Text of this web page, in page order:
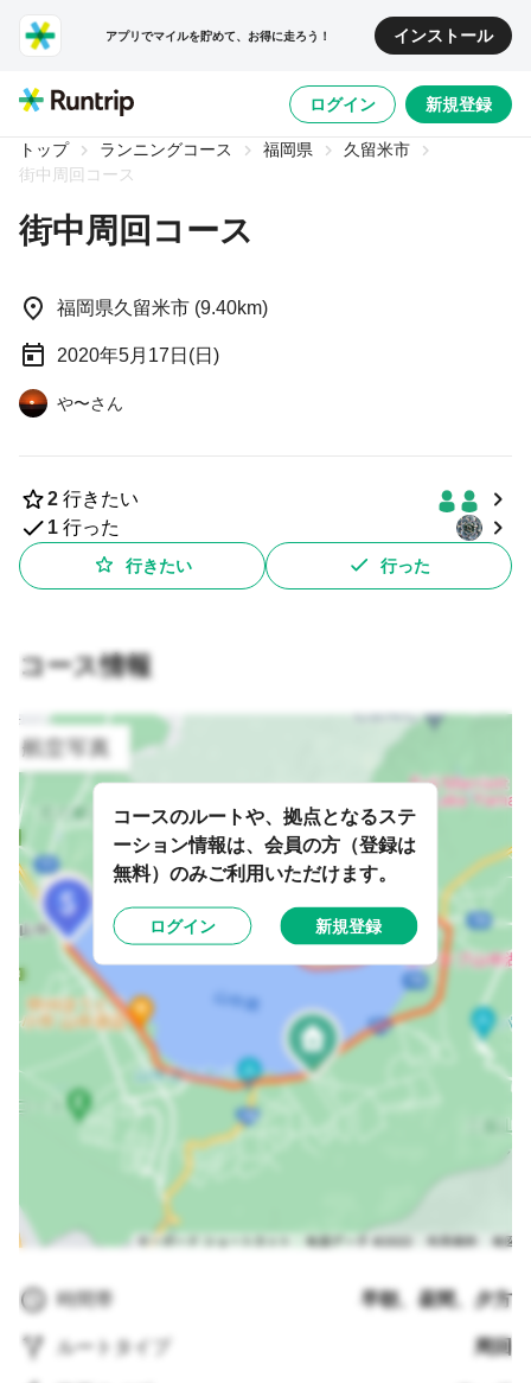
アプリでマイルを貯めて、お得に走ろう！ インストール
ログイン 新規登録
1/0
トップ ランニングコース 福岡県
久留米市
街中周回コース
街中周回コース
福岡県久留米市 (9.40km)
2020年5月17日(日)
や〜さん
2 行きたい
1 行った
行きたい 行った
コース情報
時間帯 早朝、昼間、夕方
ルートタイプ 周回
コースのルートや、拠点となるステ
ーション情報は、会員の方（登録は
無料）のみご利用いただけます。
ログイン 新規登録